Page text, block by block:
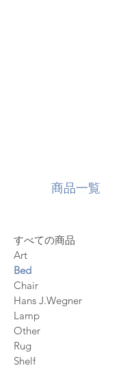
すべての商品
Art
Bed
Chair
Hans J.Wegner
Lamp
Other
Rug
Shelf
商品一覧